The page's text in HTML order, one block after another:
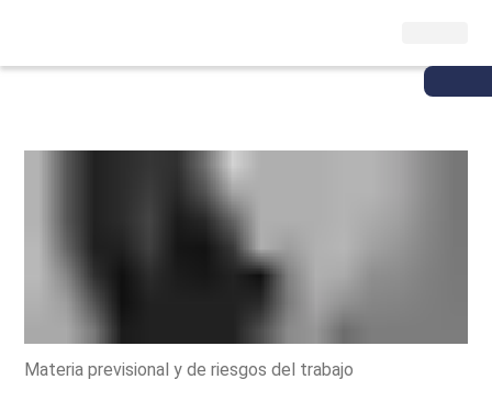
Materia previsional y de riesgos del trabajo